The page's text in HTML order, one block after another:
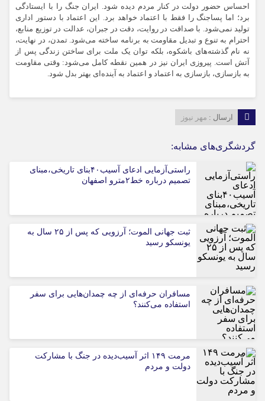
احساس حضور دولت در کنار مردم دیده شود. ایران جنگ را با ایستادگی
برد؛ اما پساجنگ را فقط با اعتماد خواهد برد. این اعتماد با دستور اداری
تولید نمی‌شود. با صداقت در روایت، دقت در جبران، عدالت در توزیع منابع،
احترام به تنوع و تبدیل مقاومت به برنامه ساخته می‌شود. تمدن، در نهایت،
نه نام گذشته‌های باشکوه، بلکه توان یک ملت برای ساختن زندگی پس از
آتش است. پیروزی ایران نیز در همین نقطه کامل می‌شود: وقتی مقاومت
به بازسازی، بازسازی به اعتماد و اعتماد به آینده‌ای بهتر ‌بدل شود.
ارسال : مهر نیوز
گردشگری‌های مشابه:
راستی‌آزمایی ادعای آسیب۴۰بنای تاریخی،مبنای
تصمیم درباره خط۲مترو اصفهان
ثبت جهانی الموت؛ آرزویی که پس از ۲۵ سال به
یونسکو رسید
مسافران حرفه‌ای از چه چمدان‌هایی برای سفر
استفاده می‌کنند؟
مرمت ۱۴۹ اثر آسیب‌دیده در جنگ با مشارکت
دولت و مردم